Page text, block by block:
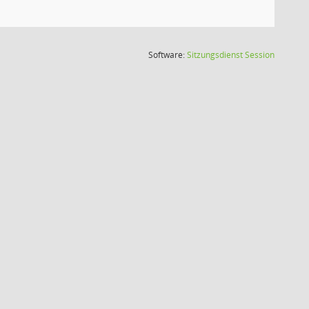
Software:SitzungsdienstSession(Wird in